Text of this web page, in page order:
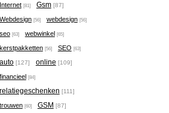
Internet [81] Gsm [87]
Webdesign [56] webdesign [56]
seo [63] webwinkel [65]
kerstpakketten [56] SEO [63]
auto [127] online [109]
financieel [84]
relatiegeschenken [111]
trouwen [60] GSM [87]